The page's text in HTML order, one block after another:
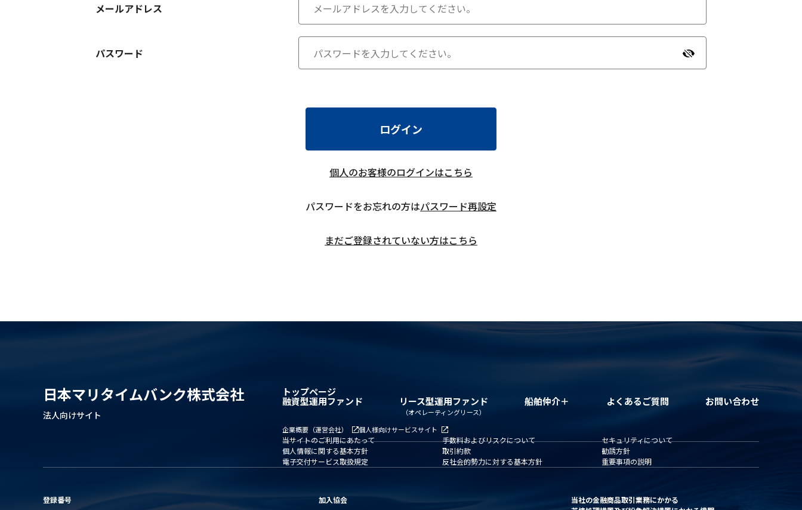
メールアドレス
パスワード
ログイン
個人のお客様のログインはこちら
パスワードをお忘れの方はパスワード再設定
まだご登録されていない方はこちら
日本マリタイムバンク株式会社
法人向けサイト
トップページ
融資型運用ファンド リース型運用ファンド
（オペレーティングリース）
船舶仲介＋ よくあるご質問 お問い合わせ
企業概要（運営会社） 個人様向けサービスサイト
当サイトのご利用にあたって 手数料およびリスクについて
セキュリティについて
個人情報に関する基本方針
取引約款
勧誘方針
電子交付サービス取扱規定
反社会的勢力に対する基本方針 重要事項の説明
登録番号 加入協会
当社の金融商品取引業務にかかる